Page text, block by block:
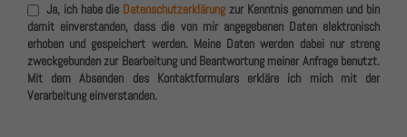
Ja, ich habe die Datenschutzerklärung zur Kenntnis genommen und bin
damit einverstanden, dass die von mir angegebenen Daten elektronisch
erhoben und gespeichert werden. Meine Daten werden dabei nur streng
zweckgebunden zur Bearbeitung und Beantwortung meiner Anfrage benutzt.
Mit dem Absenden des Kontaktformulars erkläre ich mich mit der
Verarbeitung einverstanden.